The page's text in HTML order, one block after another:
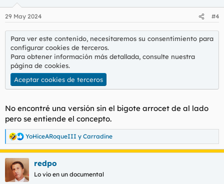
e
29 May 2024 #4
Para ver este contenido, necesitaremos su consentimiento para
configurar cookies de terceros.
Para obtener información más detallada, consulte nuestra
página de cookies.
Aceptar cookies de terceros
No encontré una versión sin el bigote arrocet de al lado
pero se entiende el concepto.
R
e
a
c
c
i
YoHiceARoqueIII y Carradine
redpo
Lo vio en un documental